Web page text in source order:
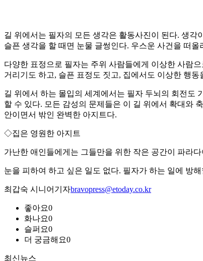
길 위에서는 필자의 모든 생각은 활동사진이 된다. 생
슬픈 생각을 할 때면 눈물 글썽인다. 우스운 사건을 떠
다양한 표정으로 필자는 주위 사람들에게 이상한 사람
거리기도 하고, 슬픈 표정도 짓고, 집에서도 이상한 행
길 위에서 하는 몰입의 세계에서는 필자 두뇌의 회전도
할 수 있다. 모든 감성의 문제들은 이 길 위에서 확대와
안이면서 밖인 완벽한 아지트다.
◇집은 영원한 아지트
가난한 애인들에게는 그들만을 위한 작은 공간이 파라
눈을 피하여 하고 싶은 일도 없다. 필자가 하는 일에 방
최갑숙 시니어기자bravopress@etoday.co.kr
좋아요0
화나요0
슬퍼요0
더 궁금해요0
최신뉴스